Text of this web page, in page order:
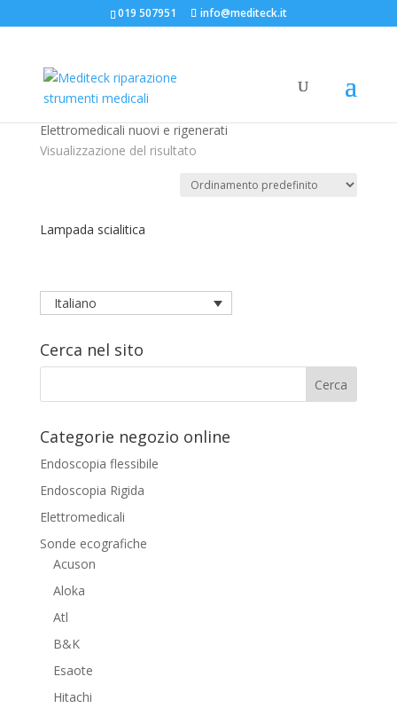
019 507951 info@mediteck.it
Elettromedicali
Elettromedicali nuovi e rigenerati
Visualizzazione del risultato
Lampada scialitica
Italiano
Cerca nel sito
Categorie negozio online
Endoscopia flessibile
Endoscopia Rigida
Elettromedicali
Sonde ecografiche
Acuson
Aloka
Atl
B&K
Esaote
Hitachi